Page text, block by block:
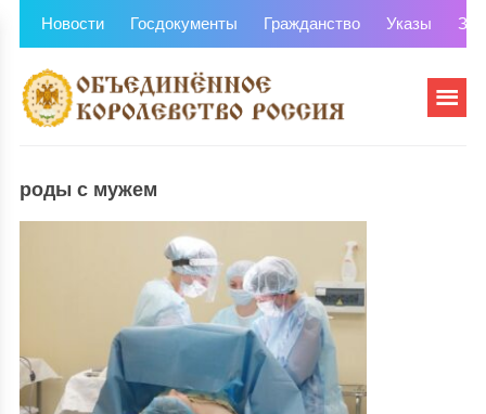
Новости Госдокументы Гражданство Указы
роды с мужем